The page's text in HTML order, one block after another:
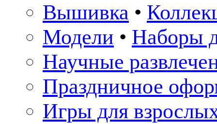
Вышивка •
Модели • Наборы
Научные
Праздничное
Игры для